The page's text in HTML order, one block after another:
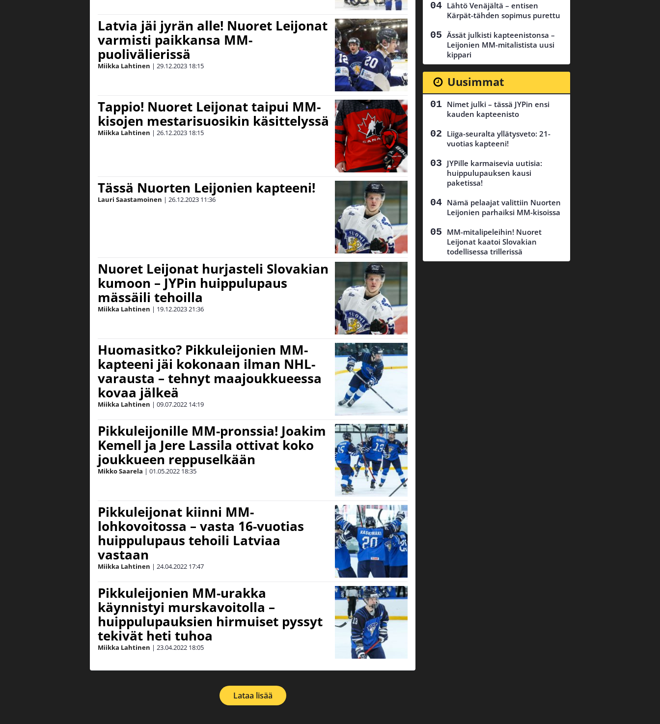
Latvia jäi jyrän alle! Nuoret Leijonat
varmisti paikkansa MM-
puolivälierissä
Miikka Lahtinen | 29.12.2023 18:15
Tappio! Nuoret Leijonat taipui MM-
kisojen mestarisuosikin käsittelyssä
Miikka Lahtinen | 26.12.2023 18:15
Tässä Nuorten Leijonien kapteeni!
Lauri Saastamoinen | 26.12.2023 11:36
Nuoret Leijonat hurjasteli Slovakian
kumoon – JYPin huippulupaus
mässäili tehoilla
Miikka Lahtinen | 19.12.202321:36
Huomasitko? Pikkuleijonien MM-
kapteeni jäi kokonaan ilman NHL-
varausta – tehnyt maajoukkueessa
kovaa jälkeä
Miikka Lahtinen | 09.07.2022 14:19
Pikkuleijonille MM-pronssia! Joakim
Kemell ja Jere Lassila ottivat koko
joukkueen reppuselkään
Mikko Saarela | 01.05.2022 18:35
Pikkuleijonat kiinni MM-
lohkovoitossa – vasta 16-vuotias
huippulupaus tehoili Latviaa
vastaan
Miikka Lahtinen | 24.04.2022 17:47
Pikkuleijonien MM-urakka
käynnistyi murskavoitolla –
huippulupauksien hirmuiset pyssyt
tekivät heti tuhoa
Miikka Lahtinen | 23.04.2022 18:05
Lataa lisää
Lähtö Venäjältä – entisen
Kärpät-tähden sopimus purettu
Ässät julkisti kapteenistonsa –
Leijonien MM-mitalistista uusi
kippari
Uusimmat
Nimet julki – tässä JYPin ensi
kauden kapteenisto
Liiga-seuralta yllätysveto: 21-
vuotias kapteeni!
JYPille karmaisevia uutisia:
huippulupauksen kausi
paketissa!
Nämä pelaajat valittiin Nuorten
Leijonien parhaiksi MM-kisoissa
MM-mitalipeleihin! Nuoret
Leijonat kaatoi Slovakian
todellisessa trillerissä